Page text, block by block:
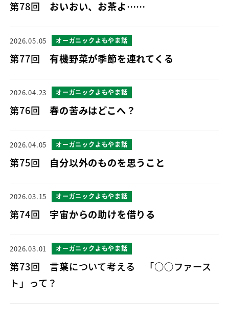
第78回 おいおい、お茶よ……
第77回有機野菜が季節を連れてくる
2026.05.05 オーガニックよもやま話
第76回春の苦みはどこへ？
2026.04.23 オーガニックよもやま話
第75回 自分以外のものを思うこと
2026.04.05 オーガニックよもやま話
第74回 宇宙からの助けを借りる
2026.03.15 オーガニックよもやま話
第73回 言葉について考える 「○○ファース
ト」って？
2026.03.01 オーガニックよもやま話